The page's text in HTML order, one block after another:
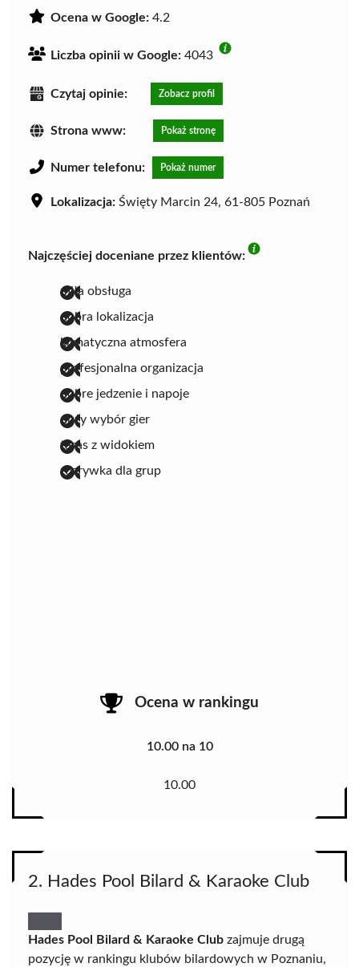
Ocena w Google: 4.2
Liczba opinii w Google: 4043
Czytaj opinie: Zobacz profil
Strona www: Pokaż stronę
Numer telefonu: Pokaż numer
Lokalizacja: Święty Marcin 24, 61-805 Poznań
Najczęściej doceniane przez klientów:
miła obsługa
dobra lokalizacja
klimatyczna atmosfera
profesjonalna organizacja
dobre jedzenie i napoje
duży wybór gier
taras z widokiem
rozrywka dla grup
Ocena w rankingu
10.00 na 10
10.00
2. Hades Pool Bilard & Karaoke Club
Hades Pool Bilard & Karaoke Club zajmuje drugą
pozycję w rankingu klubów bilardowych w Poznaniu,